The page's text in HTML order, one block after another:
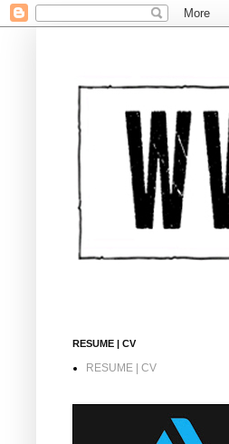
RESUME | CV
RESUME | CV